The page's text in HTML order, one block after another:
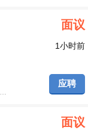
面议
1小时前
应聘
面议